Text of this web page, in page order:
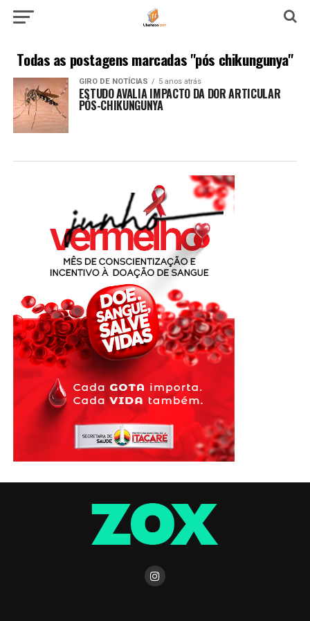
Todas as postagens marcadas "pós chikungunya"
GIRO DE NOTÍCIAS 5 anos atrás
ESTUDO AVALIA IMPACTO DA DOR ARTICULAR
PÓS-CHIKUNGUNYA